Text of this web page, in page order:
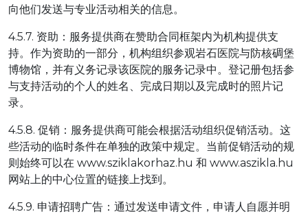
向他们发送与专业活动相关的信息。
4.5.7. 资助：服务提供商在赞助合同框架内为机构提供支
持。作为资助的一部分，机构组织参观岩石医院与防核碉堡
博物馆，并有义务记录该医院的服务记录中。登记册包括参
与支持活动的个人的姓名、完成日期以及完成时的照片记
录。
4.5.8. 促销：服务提供商可能会根据活动组织促销活动。这
些活动的临时条件在单独的政策中规定。当前促销活动的规
则始终可以在 www.sziklakorhaz.hu 和 www.aszikla.hu
网站上的中心位置的链接上找到。
4.5.9. 申请招聘广告：通过发送申请文件，申请人自愿并明